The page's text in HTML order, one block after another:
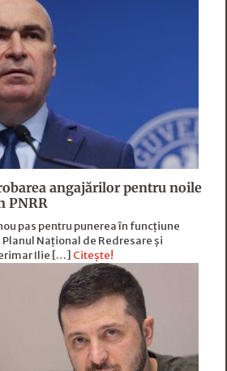
angajărilor pentru noile
PNRR
pas pentru punerea în funcțiune
Național de Redresare și
Ilie […] Citește!